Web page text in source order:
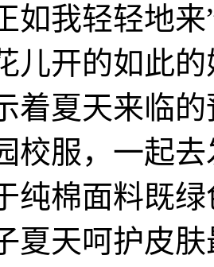
如我轻轻地
儿开的如此
着夏天来临
校服，一起
纯棉面料既
夏天呵护皮